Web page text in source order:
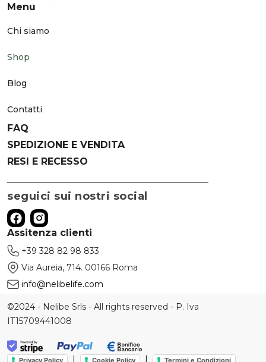
Menu
Chi siamo
Shop
Blog
Contatti
FAQ
SPEDIZIONE E VENDITA
RESI E RECESSO
seguici sui nostri social
Assitenza clienti
+39 328 82 98 833
Via Aureia, 714. 00166 Roma
info@nelibelife.com
©2024 - Nelibe Srls - All rights reserved - P. Iva
IT15709441008
Privacy Policy Cookie Policy Termini e Condizioni